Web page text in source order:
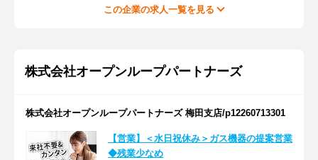
この企業の求人一覧を見る
株式会社オープンループパートナーズ
株式会社オープンループパートナーズ 梅田支店/p12260713301
【営業】＜水日祝休み＞ガス機器の提案営業
◆残業少なめ